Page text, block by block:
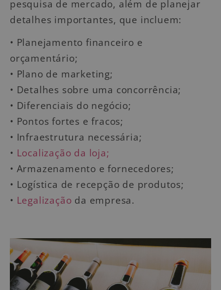
pesquisa de mercado, além de planejar
detalhes importantes, que incluem:
• Planejamento financeiro e
orçamentário;
• Plano de marketing;
• Detalhes sobre uma concorrência;
• Diferenciais do negócio;
• Pontos fortes e fracos;
• Infraestrutura necessária;
• Localização da loja;
• Armazenamento e fornecedores;
• Logística de recepção de produtos;
• Legalização da empresa.